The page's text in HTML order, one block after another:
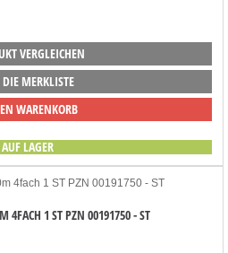
VERGLEICHEN
MERKLISTE
WARENKORB
AUF LAGER
4FACH 1 ST PZN 00191750 - ST